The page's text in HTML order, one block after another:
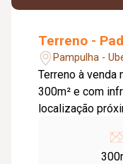
Terreno -
Pampulha -
Terreno à venda
300m² e com
localização